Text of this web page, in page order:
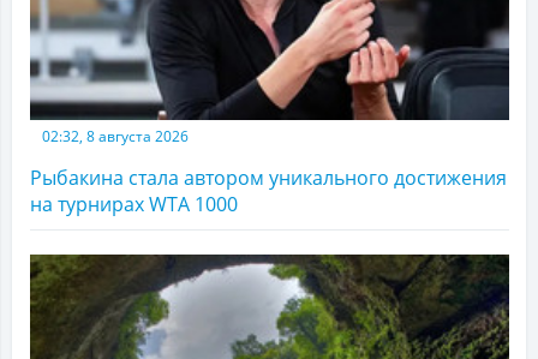
02:32, 8 августа 2026
Рыбакина стала автором уникального достижения
на турнирах WTA 1000